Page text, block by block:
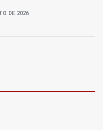
DE 2026